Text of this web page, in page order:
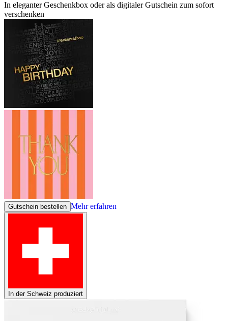
In eleganter Geschenkbox oder als digitaler Gutschein zum sofort
verschenken
Gutschein bestellen Mehr erfahren
In der Schweiz produziert